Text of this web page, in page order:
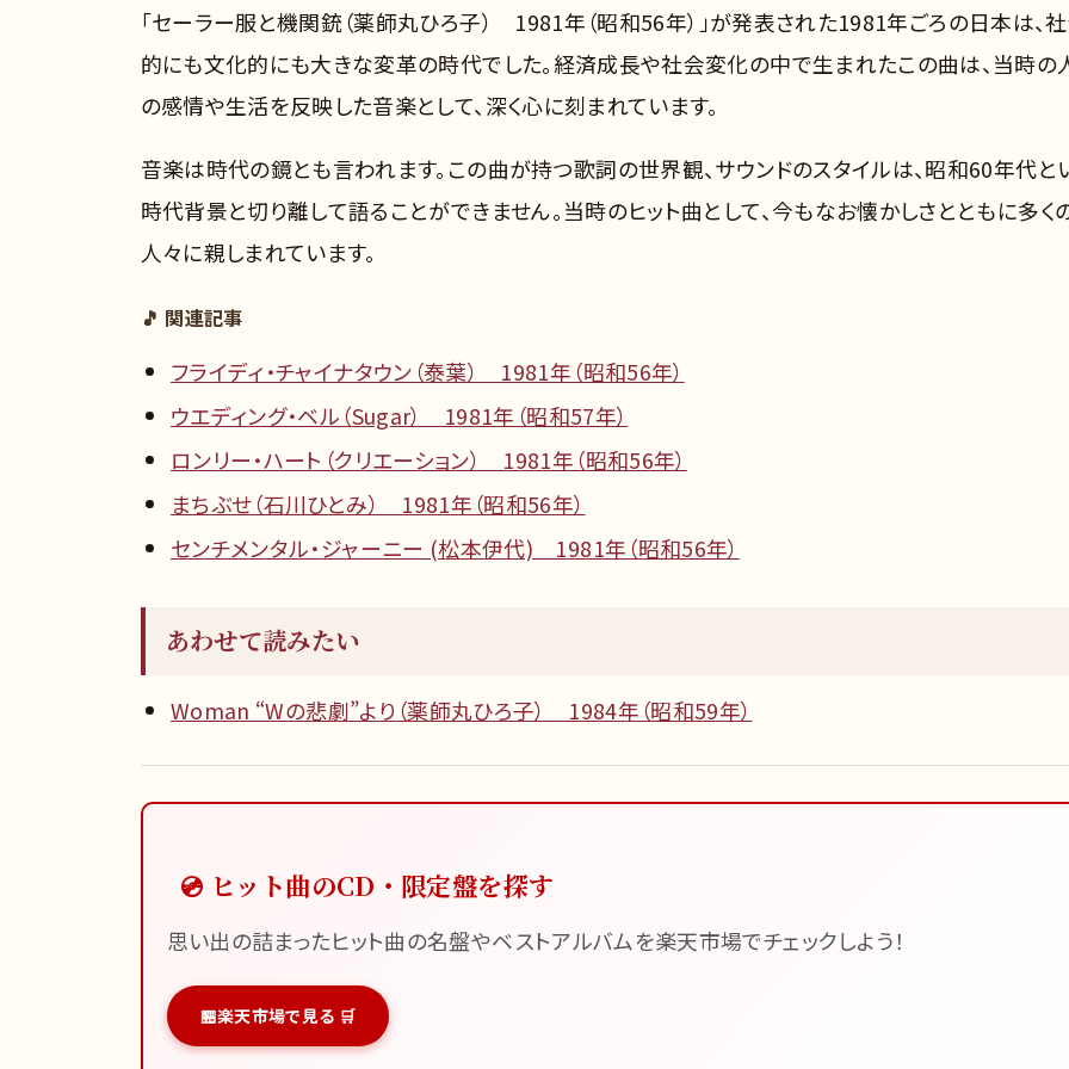
「セーラー服と機関銃（薬師丸ひろ子） 1981年（昭和56年）」が発表された1981年ごろの日本は、
的にも文化的にも大きな変革の時代でした。経済成長や社会変化の中で生まれたこの曲は、当時の
の感情や生活を反映した音楽として、深く心に刻まれています。
音楽は時代の鏡とも言われます。この曲が持つ歌詞の世界観、サウンドのスタイルは、昭和60年代と
時代背景と切り離して語ることができません。当時のヒット曲として、今もなお懐かしさとともに多く
人々に親しまれています。
🎵 関連記事
フライディ・チャイナタウン（泰葉） 1981年（昭和56年）
ウエディング・ベル（Sugar） 1981年（昭和57年）
ロンリー・ハート（クリエーション） 1981年（昭和56年）
まちぶせ（石川ひとみ） 1981年（昭和56年）
センチメンタル・ジャーニー (松本伊代) 1981年（昭和56年）
あわせて読みたい
Woman “Wの悲劇”より（薬師丸ひろ子） 1984年（昭和59年）
💿 ヒット曲のCD・限定盤を探す
思い出の詰まったヒット曲の名盤やベストアルバムを楽天市場でチェックしよう！
楽天市場で見る 🛒